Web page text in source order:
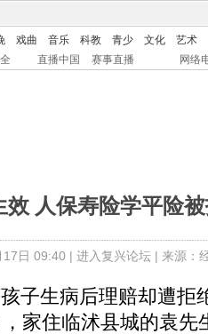
戏曲 音乐 科教 青少 文化
艺术
直播中国 赛事直播 网络
效 人保寿险学平险
17日 09:40 | 进入复兴论坛| 来源：
生病后理赔却遭拒
家住临沭县城的袁